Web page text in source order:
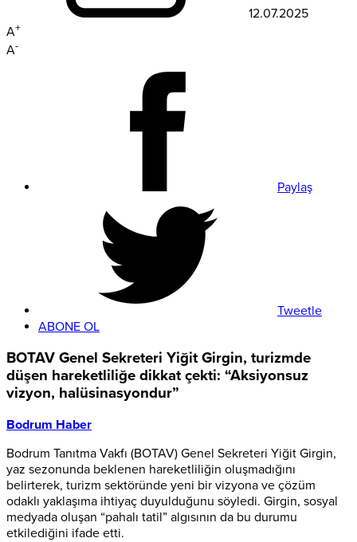
12.07.2025
A+
A-
Paylaş
Tweetle
ABONE OL
BOTAV Genel Sekreteri Yiğit Girgin, turizmde
düşen hareketliliğe dikkat çekti: “Aksiyonsuz
vizyon, halüsinasyondur”
Bodrum Haber
Bodrum Tanıtma Vakfı (BOTAV) Genel Sekreteri Yiğit Girgin,
yaz sezonunda beklenen hareketliliğin oluşmadığını
belirterek, turizm sektöründe yeni bir vizyona ve çözüm
odaklı yaklaşıma ihtiyaç duyulduğunu söyledi. Girgin, sosyal
medyada oluşan “pahalı tatil” algısının da bu durumu
etkilediğini ifade etti.